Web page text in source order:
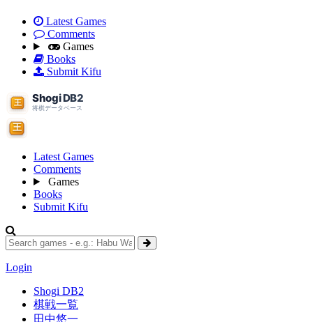
Latest Games
Comments
Games
Books
Submit Kifu
Latest Games
Comments
Games
Books
Submit Kifu
Login
Shogi DB2
棋戦一覧
田中悠一